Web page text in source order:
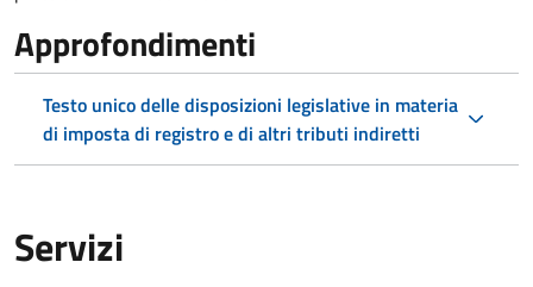
Approfondimenti
Testo unico delle disposizioni legislative in materia
di imposta di registro e di altri tributi indiretti
Servizi